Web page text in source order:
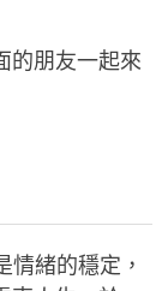
的朋友一起來
緒的穩定，